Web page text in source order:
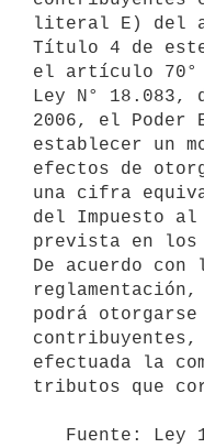
literal E) del
Título 4 de este
el artículo 70°
Ley N° 18.083,
2006, el Poder
establecer un
efectos de
una cifra
del Impuesto al
prevista en
De acuerdo
podrá
efectuada la
tributos que